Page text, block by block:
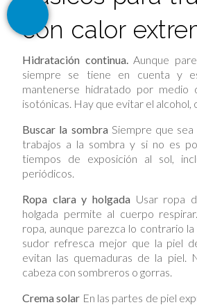
con calor
Hidratación continua.Aunque
siempre se tiene en cuenta y
mantenerse hidratado por medio
isotónicas. Hay que evitar el alcohol,
Buscar la sombraSiempre que sea
trabajos a la sombra y si no es
tiempos de exposición al sol,
periódicos.
Ropa clara y holgada Usar ropa
holgada permite al cuerpo
ropa, aunque parezca lo contrario
sudor refresca mejor que la piel
evitan las quemaduras de la piel.
cabeza con sombreros o gorras.
Crema solar En las partes de piel